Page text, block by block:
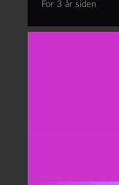
For 3 år siden